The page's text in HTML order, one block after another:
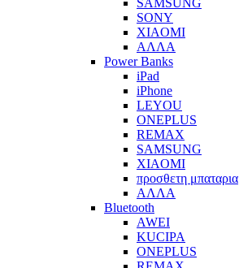
SAMSUNG
SONY
XIAOMI
ΑΛΛΑ
Power Banks
iPad
iPhone
LEYOU
ONEPLUS
REMAX
SAMSUNG
XIAOMI
προσθετη μπαταρια
ΑΛΛΑ
Bluetooth
AWEI
KUCIPA
ONEPLUS